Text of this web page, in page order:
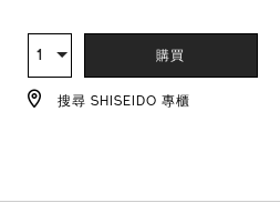
TO
CART
OPTIONS
ACTIONS
數
量
1 購買
搜尋 SHISEIDO 專櫃